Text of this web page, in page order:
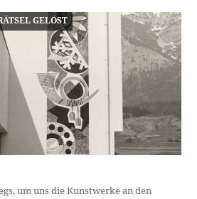
GELÖST
um uns die Kunstwerke an den